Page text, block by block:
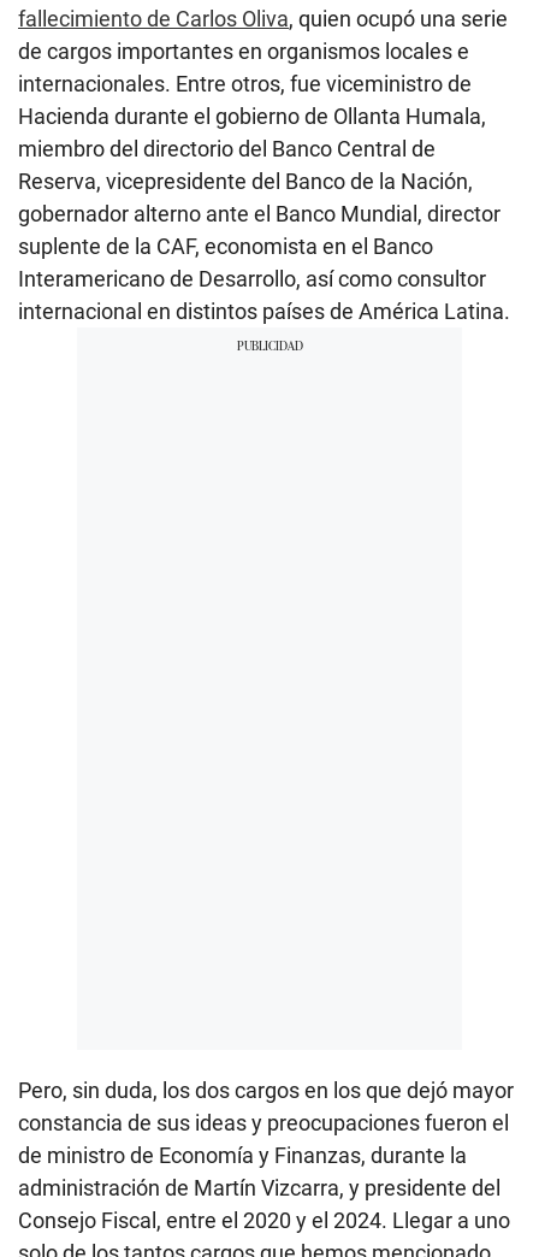
fallecimiento de Carlos Oliva, quien ocupó una serie
de cargos importantes en organismos locales e
internacionales. Entre otros, fue viceministro de
Hacienda durante el gobierno de Ollanta Humala,
miembro del directorio del Banco Central de
Reserva, vicepresidente del Banco de la Nación,
gobernador alterno ante el Banco Mundial, director
suplente de la CAF, economista en el Banco
Interamericano de Desarrollo, así como consultor
internacional en distintos países de América Latina.
Pero, sin duda, los dos cargos en los que dejó mayor
constancia de sus ideas y preocupaciones fueron el
de ministro de Economía y Finanzas, durante la
administración de Martín Vizcarra, y presidente del
Consejo Fiscal, entre el 2020 y el 2024. Llegar a uno